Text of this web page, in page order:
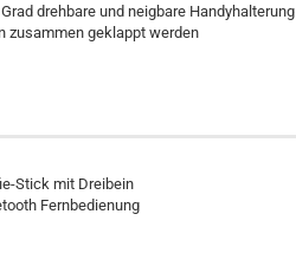
drehbare und neigbare Handyhalterung
zusammen geklappt werden
Stick mit Dreibein
Fernbedienung